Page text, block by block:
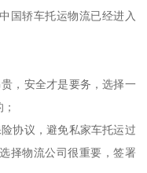
国轿车托运物流已经进入
，安全才是要务，选择一
协议，避免私家车托运过
择物流公司很重要，签署